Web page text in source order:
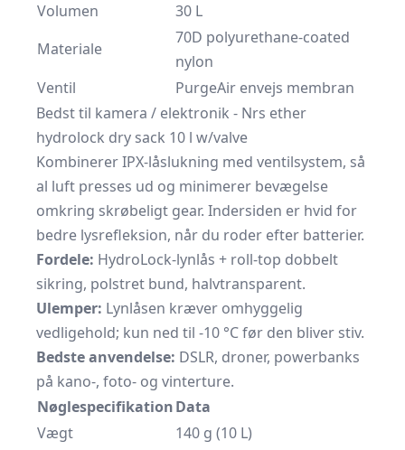
Volumen
30 L
Materiale
70D polyurethane-coated
nylon
Ventil
PurgeAir envejs membran
Bedst til kamera / elektronik - Nrs ether
hydrolock dry sack 10 l w/valve
Kombinerer IPX-låslukning med ventilsystem, så
al luft presses ud og minimerer bevægelse
omkring skrøbeligt gear. Indersiden er hvid for
bedre lysrefleksion, når du roder efter batterier.
Fordele: HydroLock-lynlås + roll-top dobbelt
sikring, polstret bund, halvtransparent.
Ulemper: Lynlåsen kræver omhyggelig
vedligehold; kun ned til ‑10 °C før den bliver stiv.
Bedste anvendelse: DSLR, droner, powerbanks
på kano-, foto- og vinterture.
NøglespecifikationData
Vægt
140 g (10 L)